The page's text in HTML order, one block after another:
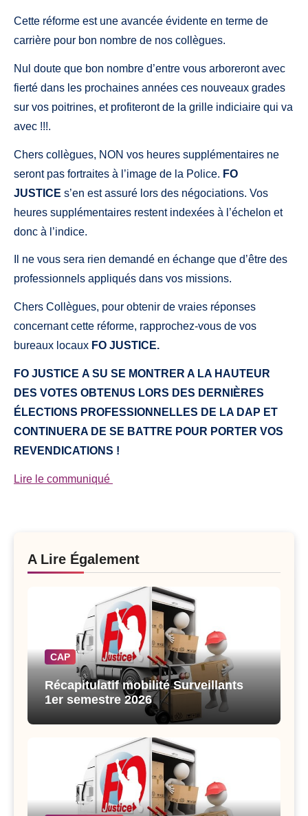
Cette réforme est une avancée évidente en terme de
carrière pour bon nombre de nos collègues.
Nul doute que bon nombre d’entre vous arboreront avec
fierté dans les prochaines années ces nouveaux grades
sur vos poitrines, et profiteront de la grille indiciaire qui va
avec !!!.
Chers collègues, NON vos heures supplémentaires ne
seront pas fortraites à l’image de la Police. FO
JUSTICE s’en est assuré lors des négociations. Vos
heures supplémentaires restent indexées à l’échelon et
donc à l’indice.
Il ne vous sera rien demandé en échange que d’être des
professionnels appliqués dans vos missions.
Chers Collègues, pour obtenir de vraies réponses
concernant cette réforme, rapprochez-vous de vos
bureaux locaux FO JUSTICE.
FO JUSTICE A SU SE MONTRER A LA HAUTEUR
DES VOTES OBTENUS LORS DES DERNIÈRES
ÉLECTIONS PROFESSIONNELLES DE LA DAP ET
CONTINUERA DE SE BATTRE POUR PORTER VOS
REVENDICATIONS !
Lire le communiqué
A Lire Également
CAP
Récapitulatif mobilité Surveillants
1er semestre 2026